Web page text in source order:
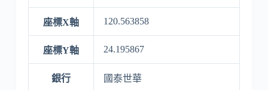
座標X軸 120.563858
座標Y軸 24.195867
銀行 國泰世華